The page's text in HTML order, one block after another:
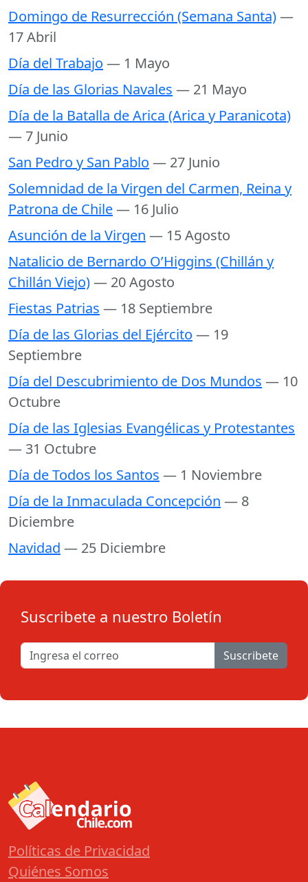
Domingo de Resurrección (Semana Santa)—
17 Abril
Día del Trabajo — 1 Mayo
Día de las Glorias Navales — 21 Mayo
Día de la Batalla de Arica (Arica y Paranicota)
— 7 Junio
San Pedro y San Pablo — 27 Junio
Solemnidad de la Virgen del Carmen, Reina y
Patrona de Chile— 16 Julio
Asunción de la Virgen — 15 Agosto
Natalicio de Bernardo O’Higgins (Chillán y
Chillán Viejo)— 20 Agosto
Fiestas Patrias — 18 Septiembre
Día de las Glorias del Ejército — 19
Septiembre
Día del Descubrimiento de Dos Mundos — 10
Octubre
Día de las Iglesias Evangélicas y Protestantes
— 31 Octubre
Día de Todos los Santos — 1 Noviembre
Día de la Inmaculada Concepción — 8
Diciembre
Navidad — 25 Diciembre
Suscribete a nuestro Boletín
Suscribete
Políticas de Privacidad
Quiénes Somos